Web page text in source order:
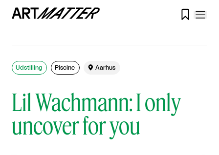

Lil Wachmann: I only
uncover for you
Udstilling Piscine  Aarhus